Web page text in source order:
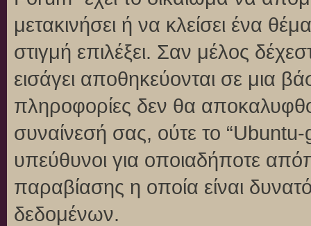
μετακινήσει ή να κλείσει ένα
στιγμή επιλέξει. Σαν μέλος
εισάγει αποθηκεύονται σε μια
πληροφορίες δεν θα
συναίνεσή σας, ούτε το
υπεύθυνοι για οποιαδήποτε
παραβίασης η οποία είναι
δεδομένων.